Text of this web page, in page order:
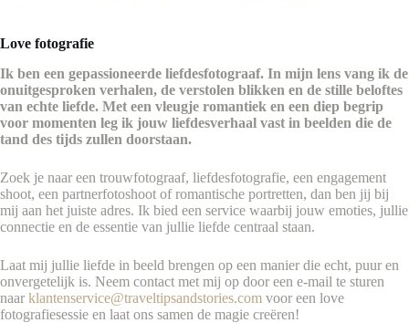
Love fotografie
Ik ben een gepassioneerde liefdesfotograaf. In mijn lens vang ik de
onuitgesproken verhalen, de verstolen blikken en de stille beloftes
van echte liefde. Met een vleugje romantiek en een diep begrip
voor momenten leg ik jouw liefdesverhaal vast in beelden die de
tand des tijds zullen doorstaan.
Zoek je naar een trouwfotograaf, liefdesfotografie, een engagement
shoot, een partnerfotoshoot of romantische portretten, dan ben jij bij
mij aan het juiste adres. Ik bied een service waarbij jouw emoties, jullie
connectie en de essentie van jullie liefde centraal staan.
Laat mij jullie liefde in beeld brengen op een manier die echt, puur en
onvergetelijk is. Neem contact met mij op door een e-mail te sturen
naar klantenservice@traveltipsandstories.com voor een love
fotografiesessie en laat ons samen de magie creëren!